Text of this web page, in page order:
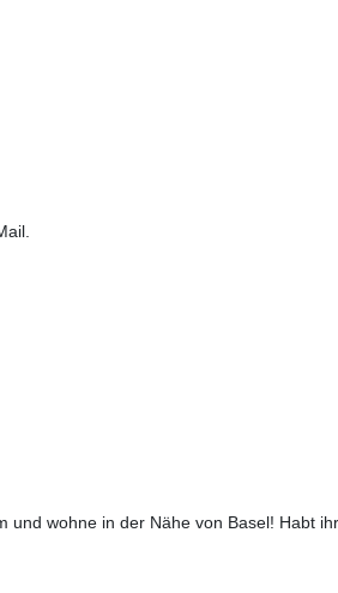
und wohne in der Nähe von Basel! Habt